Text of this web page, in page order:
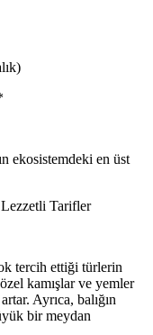
ekosistemdeki en üst
Lezzetli Tarifler
tercih ettiği türlerin
kamışlar ve yemler
Ayrıca, balığın
bir meydan